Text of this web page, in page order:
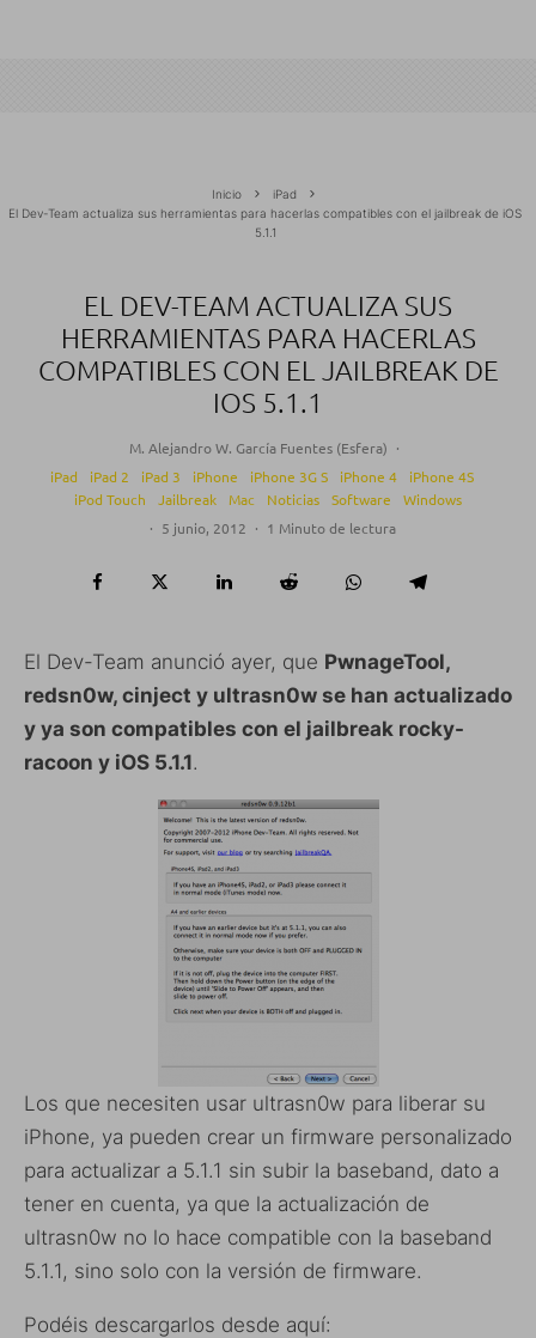
Inicio
iPad
El Dev-Team actualiza sus herramientas para hacerlas compatibles con el jailbreak de iOS
5.1.1
EL DEV-TEAM ACTUALIZA SUS
HERRAMIENTAS PARA HACERLAS
COMPATIBLES CON EL JAILBREAK DE
IOS 5.1.1
M. Alejandro W. García Fuentes (Esfera) ·
iPad
iPad 2 iPad 3 iPhone iPhone 3G S iPhone 4
iPhone 4S
iPod Touch
Jailbreak Mac Noticias Software
Windows
· 5 junio, 2012 · 1 Minuto de lectura
El Dev-Team anunció ayer, que PwnageTool,
redsn0w, cinject y ultrasn0w se han actualizado
y ya son compatibles con el jailbreak rocky-
racoon y iOS 5.1.1.
Los que necesiten usar ultrasn0w para liberar su
iPhone, ya pueden crear un firmware personalizado
para actualizar a 5.1.1 sin subir la baseband, dato a
tener en cuenta, ya que la actualización de
ultrasn0w no lo hace compatible con la baseband
5.1.1, sino solo con la versión de firmware.
Podéis descargarlos desde aquí: